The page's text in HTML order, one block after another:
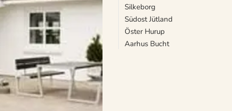
Silkeborg
Südost Jütland
Öster Hurup
Aarhus Bucht